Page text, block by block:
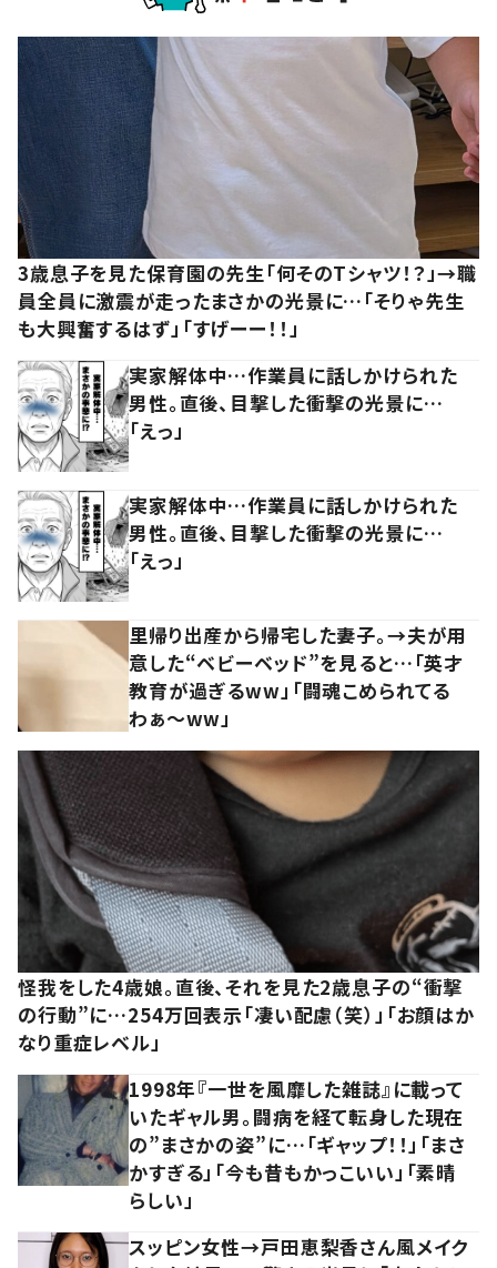
3歳息子を見た保育園の先生「何そのTシャツ！？」→職
員全員に激震が走ったまさかの光景に…「そりゃ先生
も大興奮するはず」「すげーー！！」
実家解体中…作業員に話しかけられた
男性。直後、目撃した衝撃の光景に…
「えっ」
実家解体中…作業員に話しかけられた
男性。直後、目撃した衝撃の光景に…
「えっ」
里帰り出産から帰宅した妻子。→夫が用
意した“ベビーベッド”を見ると…「英才
教育が過ぎるww」「闘魂こめられてる
わぁ～ww」
怪我をした4歳娘。直後、それを見た2歳息子の“衝撃
の行動”に…254万回表示「凄い配慮（笑）」「お顔はか
なり重症レベル」
1998年『一世を風靡した雑誌』に載って
いたギャル男。闘病を経て転身した現在
の”まさかの姿”に…「ギャップ！！」「まさ
かすぎる」「今も昔もかっこいい」「素晴
らしい」
スッピン女性→戸田恵梨香さん風メイク